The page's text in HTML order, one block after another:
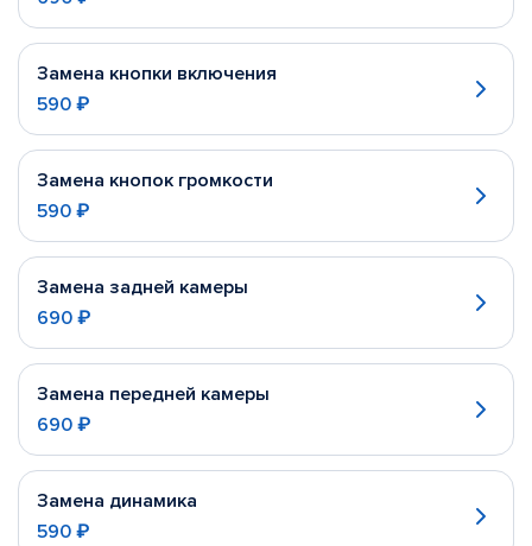
Замена кнопки включения
590 ₽
Замена кнопок громкости
590 ₽
Замена задней камеры
690 ₽
Замена передней камеры
690 ₽
Замена динамика
590 ₽